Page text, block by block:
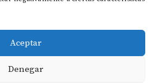
Aceptar
Denegar